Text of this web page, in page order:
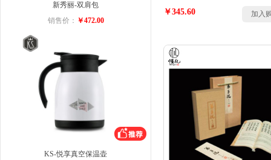
新秀丽-双肩包
销售价： ￥472.00
KS-悦享真空保温壶
￥345.60 加入